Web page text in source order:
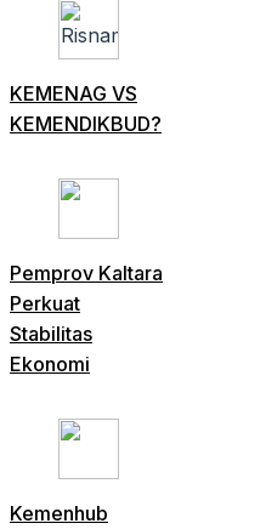
KEMENAG VS
KEMENDIKBUD?
Pemprov Kaltara
Perkuat
Stabilitas
Ekonomi
Kemenhub